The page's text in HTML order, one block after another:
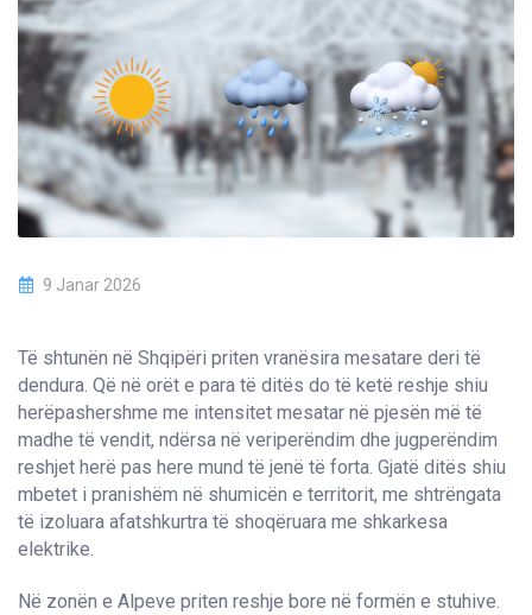
9 Janar 2026
Të shtunën në Shqipëri priten vranësira mesatare deri të
dendura. Që në orët e para të ditës do të ketë reshje shiu
herëpashershme me intensitet mesatar në pjesën më të
madhe të vendit, ndërsa në veriperëndim dhe jugperëndim
reshjet herë pas here mund të jenë të forta. Gjatë ditës shiu
mbetet i pranishëm në shumicën e territorit, me shtrëngata
të izoluara afatshkurtra të shoqëruara me shkarkesa
elektrike.
Në zonën e Alpeve priten reshje bore në formën e stuhive.